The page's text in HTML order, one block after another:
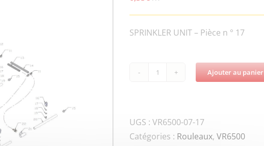
SPRINKLER UNIT – Pièce n ° 17
quantité
FN.W8-
DIN-
Ajouter au panier
UGS : VR6500-07-17
Catégories : Rouleaux, VR6500